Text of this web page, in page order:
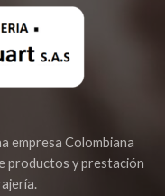
empresa Colombiana
productos y prestación